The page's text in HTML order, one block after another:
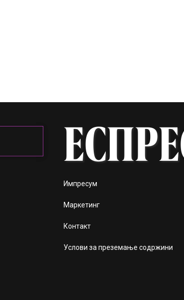
Импресум
Маркетинг
Контакт
Услови за преземање содржини